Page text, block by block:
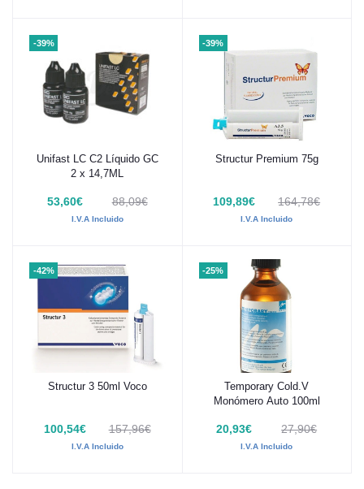
-39%
Añadir al carrito
Unifast LC C2 Líquido GC
2 x 14,7ML
53,60€ 88,09€
I.V.A Incluido
-39%
Añadir al carrito
Structur Premium 75g
109,89€ 164,78€
I.V.A Incluido
-42%
Añadir al carrito
Structur 3 50ml Voco
100,54€ 157,96€
I.V.A Incluido
-25%
Añadir al carrito
Temporary Cold.V
Monómero Auto 100ml
20,93€ 27,90€
I.V.A Incluido